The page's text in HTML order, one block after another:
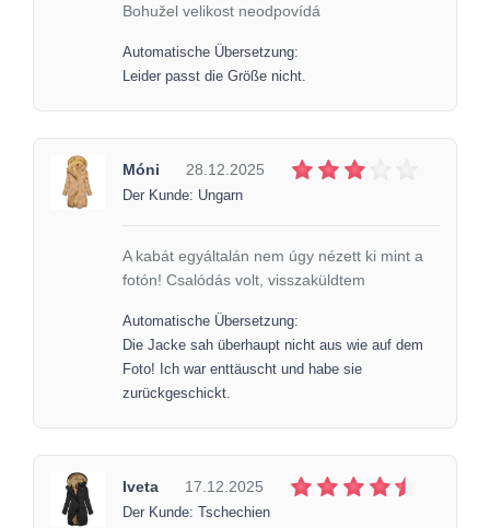
Bohužel velikost neodpovídá
Automatische Übersetzung:
Leider passt die Größe nicht.
Móni 28.12.2025
Der Kunde: Ungarn
A kabát egyáltalán nem úgy nézett ki mint a
fotón! Csalódás volt, visszaküldtem
Automatische Übersetzung:
Die Jacke sah überhaupt nicht aus wie auf dem
Foto! Ich war enttäuscht und habe sie
zurückgeschickt.
Iveta 17.12.2025
Der Kunde: Tschechien